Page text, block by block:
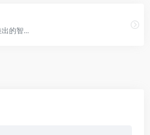
的智...